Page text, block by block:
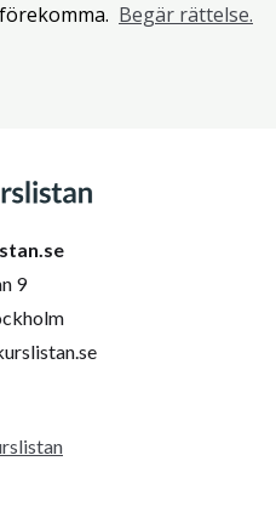
Begär rättelse.
9